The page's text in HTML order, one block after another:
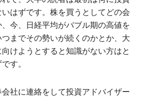
はずです。株を買うとしてどの会
今、日経平均がバブル期の高値を
までその勢いが続くのかとか、大
けようとすると知識がない方はと
す。
社に連絡をして投資アドバイザー